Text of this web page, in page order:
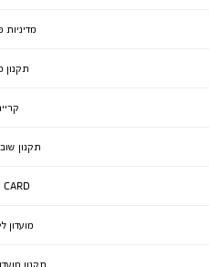
מדיניות
תקנון
תקנון
CARD
מועדון
תקנון